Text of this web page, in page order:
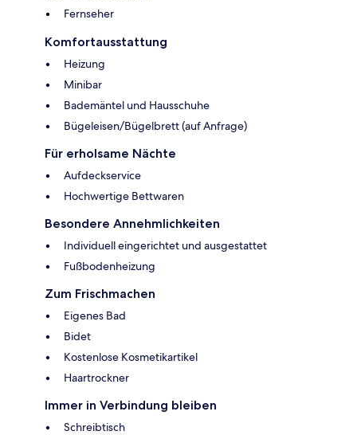
Fernseher
Komfortausstattung
Heizung
Minibar
Bademäntel und Hausschuhe
Bügeleisen/Bügelbrett (auf Anfrage)
Für erholsame Nächte
Aufdeckservice
Hochwertige Bettwaren
Besondere Annehmlichkeiten
Individuell eingerichtet und ausgestattet
Fußbodenheizung
Zum Frischmachen
Eigenes Bad
Bidet
Kostenlose Kosmetikartikel
Haartrockner
Immer in Verbindung bleiben
Schreibtisch